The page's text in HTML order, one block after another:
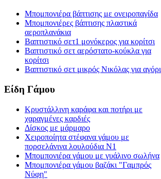
Μπομπονιέρα βάπτισης με ονειροπαγίδα
Μπομπονιέρες βάπτισης πλαστικά
αεροπλανάκια
Βαπτιστικό σετ1 μονόκερος για κορίτσι
Βαπτιστικό σετ αερόστατο-κούκλα για
κορίτσι
Βαπτιστικό σετ μικρός Νικόλας για αγόρι
Είδη Γάμου
Κρυστάλλινη καράφα και ποτήρι με
χαραγμένες καρδιές
Δίσκος με μάρμαρο
Χειροποίητα στέφανα γάμου με
πορσελάνινα λουλούδια Ν1
Μπομπονιέρα γάμου με γυάλινο σωλήνα
Μπομπονιέρα γάμου βαζάκι "Γαμπρός
Νύφη"